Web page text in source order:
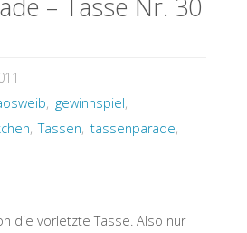
, gewinnspiel,
, Tassen, tassenparade,
die vorletzte Tasse. Also nur